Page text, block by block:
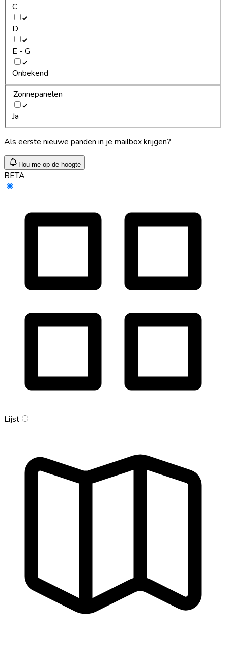
C
D
E - G
Onbekend
Zonnepanelen
Ja
Als eerste nieuwe panden in je mailbox krijgen?
Hou me op de hoogte
BETA
Lijst